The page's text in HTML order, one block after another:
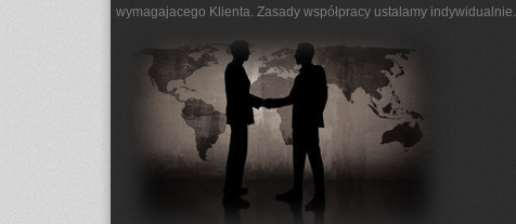
wymagajacego Klienta. Zasady współpracy ustalamy indywidualnie.